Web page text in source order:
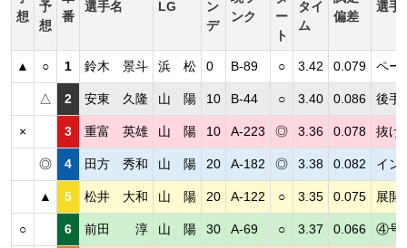
想
予
想
番
選手名 LG
ン
デ
ンク
ー
ト
タイ
ム
偏差
選手
▲ ○ 1 鈴木 景斗 浜 松 0 B-89 ○ 3.42 0.079 ペー
△ 2 安東 久隆 山 陽 10 B-44 ○ 3.40 0.086 後手
× 3 重富 英雄 山 陽 10 A-223 ◎ 3.36 0.078 抜け
◎ 4 田方 秀和 山 陽 20 A-182 ◎ 3.38 0.082 イン
▲ 5 松井 大和 山 陽 20 A-122 ○ 3.35 0.075 展開
○ 6 前田 淳 山 陽 30 A-69 ○ 3.37 0.066 ④号